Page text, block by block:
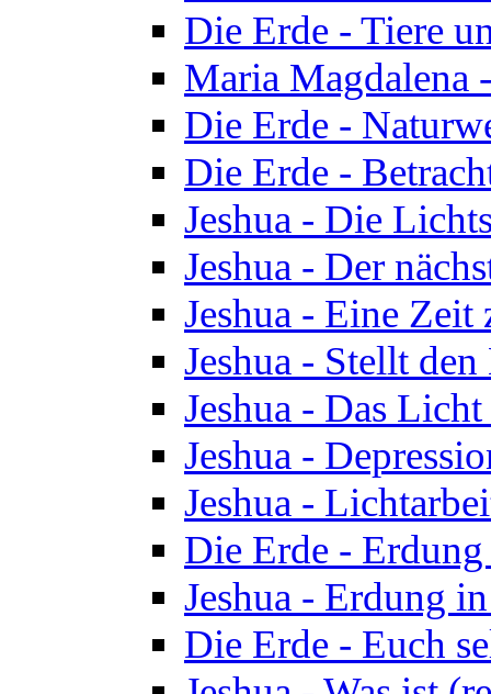
Die Erde - Tiere
Maria Magdalena
Die Erde -
Die Erde -
Jeshua - Die
Jeshua - Der
Jeshua - Eine Zeit
Jeshua - Stellt
Jeshua - Das
Jeshua -
Jeshua -
Die Erde -
Jeshua - Erdung
Die Erde - Euch